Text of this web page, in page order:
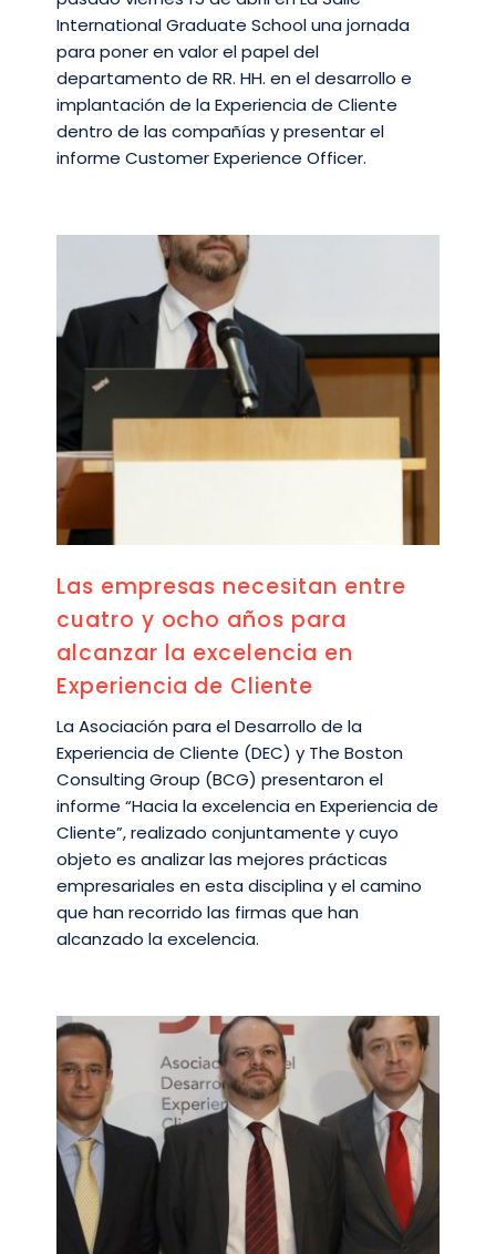
International Graduate School una jornada
para poner en valor el papel del
departamento de RR. HH. en el desarrollo e
implantación de la Experiencia de Cliente
dentro de las compañías y presentar el
informe Customer Experience Officer.
Las empresas necesitan entre
cuatro y ocho años para
alcanzar la excelencia en
Experiencia de Cliente
La Asociación para el Desarrollo de la
Experiencia de Cliente (DEC) y The Boston
Consulting Group (BCG) presentaron el
informe “Hacia la excelencia en Experiencia de
Cliente”, realizado conjuntamente y cuyo
objeto es analizar las mejores prácticas
empresariales en esta disciplina y el camino
que han recorrido las firmas que han
alcanzado la excelencia.